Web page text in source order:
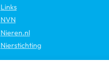
Links
NVN
Nieren.nl
Nierstichting